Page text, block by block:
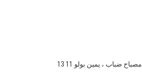
مصباح ضباب ، يمين بولو 11 13